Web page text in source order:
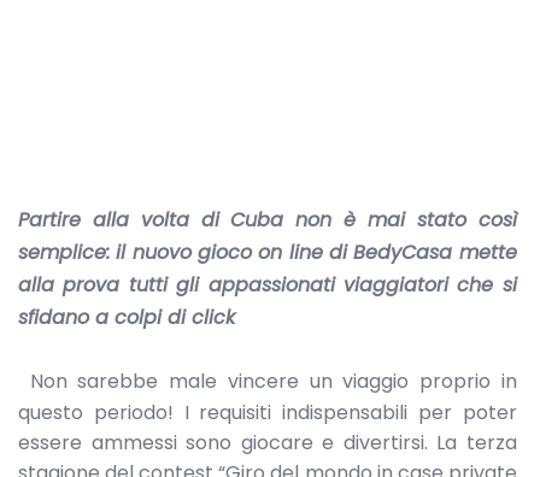
Partire alla volta di Cuba non è mai stato così
semplice: il nuovo gioco on line di BedyCasa mette
alla prova tutti gli appassionati viaggiatori che si
sfidano a colpi di click
Non sarebbe male vincere un viaggio proprio in
questo periodo! I requisiti indispensabili per poter
essere ammessi sono giocare e divertirsi. La terza